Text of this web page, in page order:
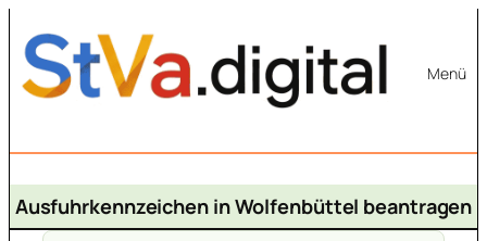
Inhalt
springen
Menü
Ausfuhrkennzeichen in Wolfenbüttel beantragen